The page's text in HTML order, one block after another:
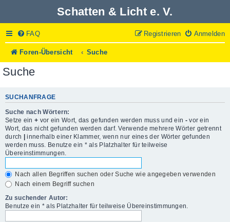
Schatten & Licht e. V.
FAQ Anmelden
Registrieren
Foren-Übersicht Suche
Suche
SUCHANFRAGE
Suche nach Wörtern:
Setze ein + vor ein Wort, das gefunden werden muss und ein -vor ein
Wort, das nicht gefunden werden darf. Verwende mehrere Wörter getrennt
durch | innerhalb einer Klammer, wenn nur eines der Wörter gefunden
werden muss. Benutze ein * als Platzhalter für teilweise
Übereinstimmungen.
Nach allen Begriffen suchen oder Suche wie angegeben verwenden
Nach einem Begriff suchen
Zu suchender Autor:
Benutze ein * als Platzhalter für teilweise Übereinstimmungen.